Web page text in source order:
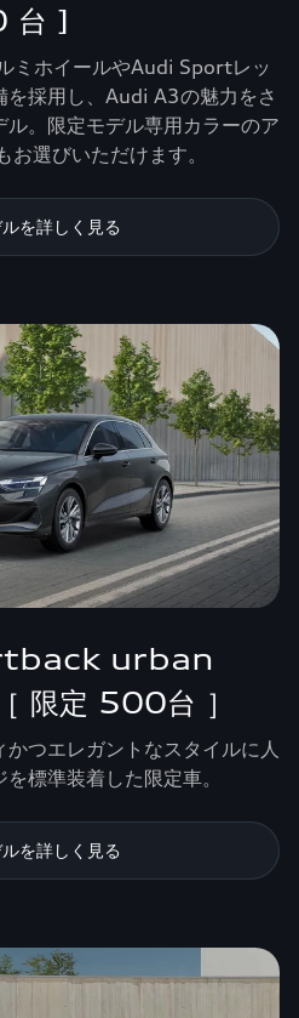
台 ]
ミホイールやAudi Sportレッ
を採用し、Audi A3の魅力をさ
。限定モデル専用カラーのア
選びいただけます。
を詳しく見る
urban
定 500台 ］
つエレガントなスタイルに人
標準装着した限定車。
を詳しく見る